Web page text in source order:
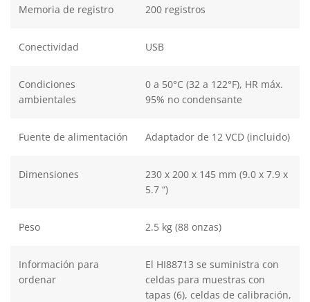
Memoria de registro 200 registros
Conectividad USB
Condiciones
ambientales
0 a 50°C (32 a 122°F), HR máx.
95% no condensante
Fuente de alimentación Adaptador de 12 VCD (incluido)
Dimensiones
230 x 200 x 145 mm (9.0 x 7.9 x
5.7 “)
Peso 2.5 kg (88 onzas)
Información para
ordenar
El HI88713 se suministra con
celdas para muestras con
tapas (6), celdas de calibración,